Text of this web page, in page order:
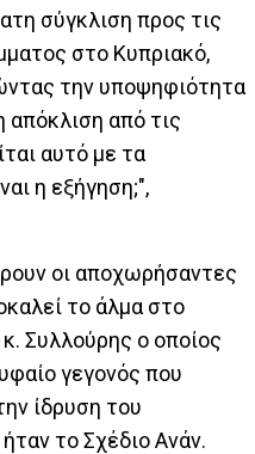
σύγκλιση προς τις
στο Κυπριακό,
την υποψηφιότητα
από τις
αυτό με τα
η εξήγηση;",
οι αποχωρήσαντες
το άλμα στο
Συλλούρης ο οποίος
γεγονός που
ίδρυση του
το Σχέδιο Ανάν.